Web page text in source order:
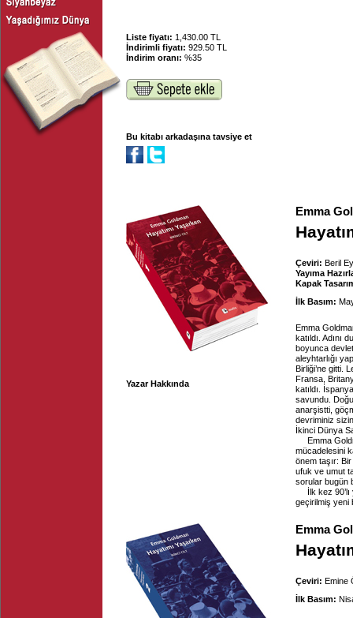
Liste fiyatı: 1,430.00 TL
İndirimli fiyatı: 929.50 TL
İndirim oranı: %35
Bu kitabı arkadaşına tavsiye et
Yazar Hakkında
Emma
Çeviri: Beril
Yayıma
Kapak
İlk Basım:
Emma
katıldı. Adını
boyunca
aleyhtarlığı
Birliği’ne gitti.
Fransa,
katıldı.
savundu.
anarşistti,
devriminiz
İkinci Dünya
Emma
mücadelesini
önem taşır:
ufuk ve umut
sorular bugün
İlk kez
geçirilmiş yeni
Emma
Çeviri: Emine
İlk Basım: